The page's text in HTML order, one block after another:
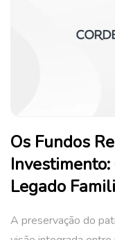
Os Fundos
Legado
A preservação do